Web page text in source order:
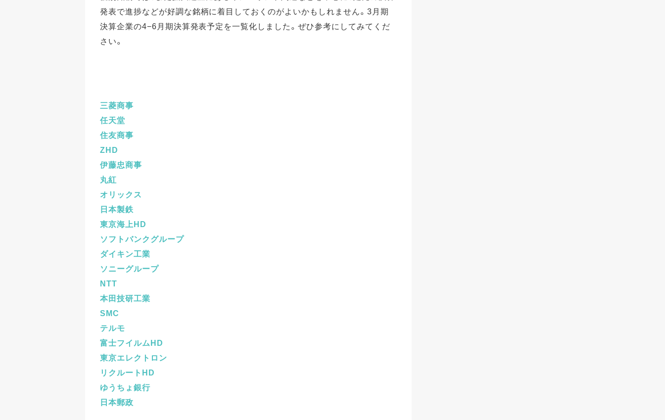
発表で進捗などが好調な銘柄に着目しておくのがよいかもしれません。3月期
決算企業の4−6月期決算発表予定を一覧化しました。ぜひ参考にしてみてくだ
さい。
三菱商事
任天堂
住友商事
ZHD
伊藤忠商事
丸紅
オリックス
日本製鉄
東京海上HD
ソフトバンクグループ
ダイキン工業
ソニーグループ
NTT
本田技研工業
SMC
テルモ
富士フイルムHD
東京エレクトロン
リクルートHD
ゆうちょ銀行
日本郵政